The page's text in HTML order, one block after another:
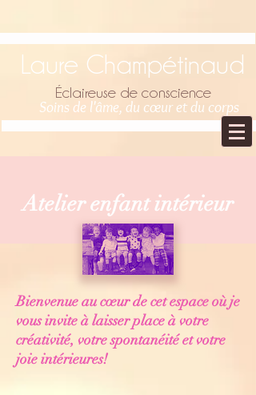
Laure Champétinaud
Éclaireuse de conscience
Soins de l'âme, du cœur et du corps
Atelier enfant intérieur
Bienvenue aucœurde cet espace où je
vous invite à laisser place à votre
créativité, votrespontanéité etvotre
joie intérieures!